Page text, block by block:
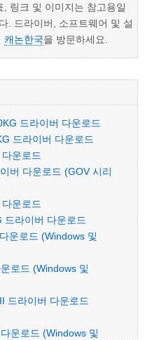
링크 및 이미지는 참고용일
. 드라이버, 소프트웨어 및 설
캐논한국을 방문하세요.
드라이버 다운로드
드라이버 다운로드
운로드
버 다운로드 (GOV 시리
운로드
드라이버 다운로드
운로드 (Windows 및
로드 (Windows 및
드라이버 다운로드
운로드 (Windows 및